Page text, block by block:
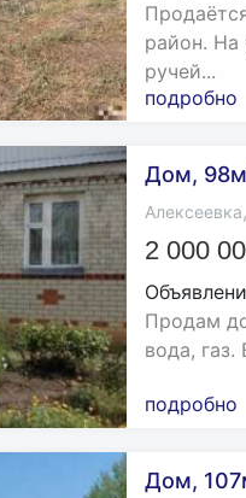
район. На
ручей...
подробно
Дом,
Алексеевка,
2 000
Продам
вода, газ.
подробно
Дом,